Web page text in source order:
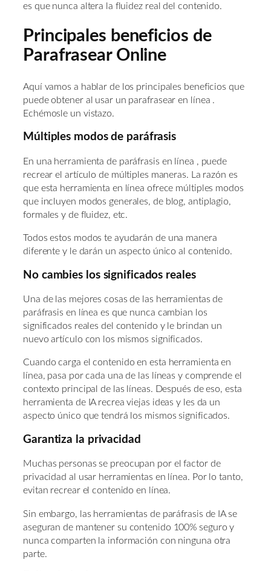
es que nunca altera la fluidez real del contenido.
Principales beneficios de
Parafrasear Online
Aquí vamos a hablar de los principales beneficios que
puede obtener al usar un parafrasear en línea .
Echémosle un vistazo.
Múltiples modos de paráfrasis
En una herramienta de paráfrasis en línea , puede
recrear el artículo de múltiples maneras. La razón es
que esta herramienta en línea ofrece múltiples modos
que incluyen modos generales, de blog, antiplagio,
formales y de fluidez, etc.
Todos estos modos te ayudarán de una manera
diferente y le darán un aspecto único al contenido.
No cambies los significados reales
Una de las mejores cosas de las herramientas de
paráfrasis en línea es que nunca cambian los
significados reales del contenido y le brindan un
nuevo artículo con los mismos significados.
Cuando carga el contenido en esta herramienta en
línea, pasa por cada una de las líneas y comprende el
contexto principal de las líneas. Después de eso, esta
herramienta de IA recrea viejas ideas y les da un
aspecto único que tendrá los mismos significados.
Garantiza la privacidad
Muchas personas se preocupan por el factor de
privacidad al usar herramientas en línea. Por lo tanto,
evitan recrear el contenido en línea.
Sin embargo, las herramientas de paráfrasis de IA se
aseguran de mantener su contenido 100% seguro y
nunca comparten la información con ninguna otra
parte.